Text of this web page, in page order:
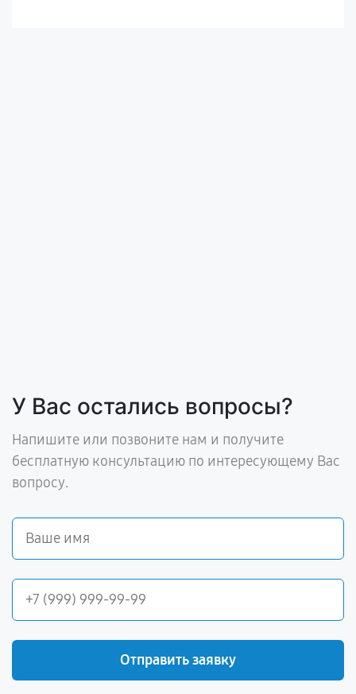
У Вас остались вопросы?
Напишите или позвоните нам и получите
бесплатную консультацию по интересующему Вас
вопросу.
Отправить заявку